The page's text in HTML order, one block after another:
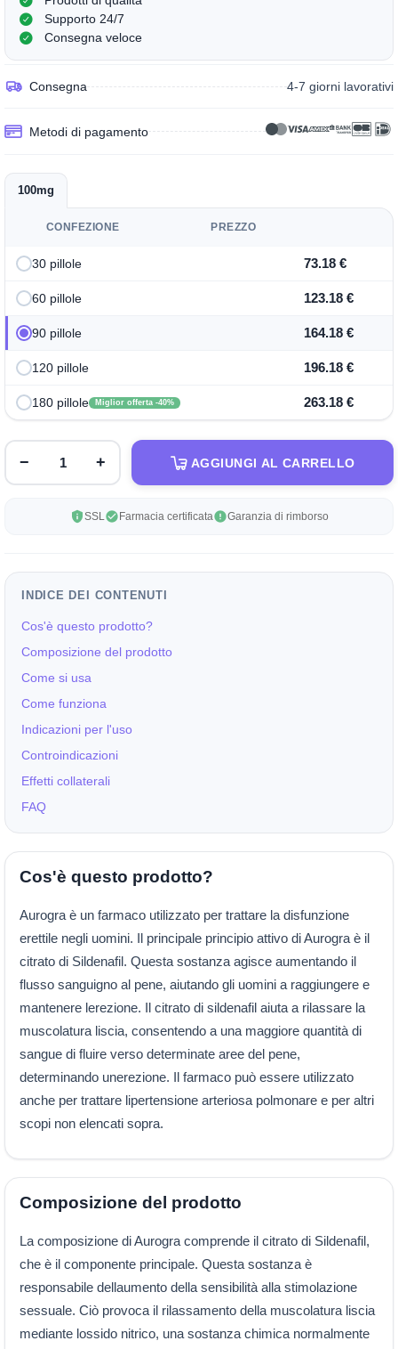
Supporto 24/7
Consegna veloce
Consegna 4-7 giorni lavorativi
Metodi di pagamento
100mg
CONFEZIONE PREZZO
30 pillole 73.18 €
60 pillole 123.18 €
90 pillole 164.18 €
120 pillole 196.18 €
180 pillole Miglior offerta -40% 263.18 €
− + AGGIUNGI AL CARRELLO
SSL Farmacia certificata Garanzia di rimborso
INDICE DEI CONTENUTI
Cos'è questo prodotto?
Composizione del prodotto
Come si usa
Come funziona
Indicazioni per l'uso
Controindicazioni
Effetti collaterali
FAQ
Cos'è questo prodotto?
Aurogra è un farmaco utilizzato per trattare la disfunzione
erettile negli uomini. Il principale principio attivo di Aurogra è il
citrato di Sildenafil. Questa sostanza agisce aumentando il
flusso sanguigno al pene, aiutando gli uomini a raggiungere e
mantenere lerezione. Il citrato di sildenafil aiuta a rilassare la
muscolatura liscia, consentendo a una maggiore quantità di
sangue di fluire verso determinate aree del pene,
determinando unerezione. Il farmaco può essere utilizzato
anche per trattare lipertensione arteriosa polmonare e per altri
scopi non elencati sopra.
Composizione del prodotto
La composizione di Aurogra comprende il citrato di Sildenafil,
che è il componente principale. Questa sostanza è
responsabile dellaumento della sensibilità alla stimolazione
sessuale. Ciò provoca il rilassamento della muscolatura liscia
mediante lossido nitrico, una sostanza chimica normalmente